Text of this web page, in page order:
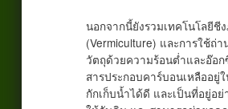
นอกจากนี้ยังรวมเทคโนโลยีชี
(Vermiculture) และการใช้ถ่
วัตถุด้วยความร้อนต่ำและอ๊อ
สารประกอบคาร์บอนเหลืออยู่
กักเก็บน้ำได้ดี และเป็นที่อยู่อ